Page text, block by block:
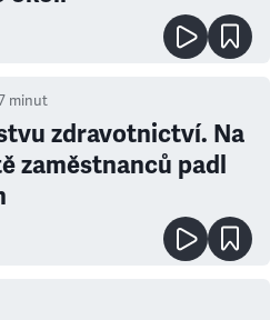
minut
zdravotnictví. Na
zaměstnanců padl